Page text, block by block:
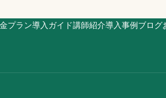
プラン導入ガイド講師紹介導入事例 ブログ